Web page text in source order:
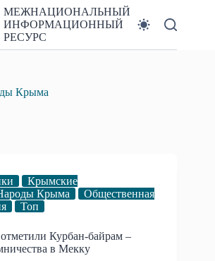
МЕЖНАЦИОНАЛЬНЫЙ
ИНФОРМАЦИОННЫЙ
РЕСУРС
Крыма
Крымские
Крыма
Общественная
Топ
Курбан-байрам –
в Мекку